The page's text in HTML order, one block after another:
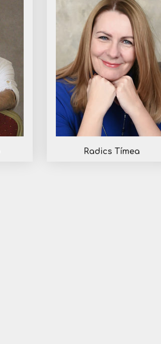
Radics Tímea